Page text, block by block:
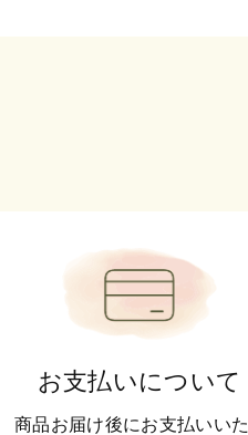
お支払いについて
商品お届け後にお支払いいた